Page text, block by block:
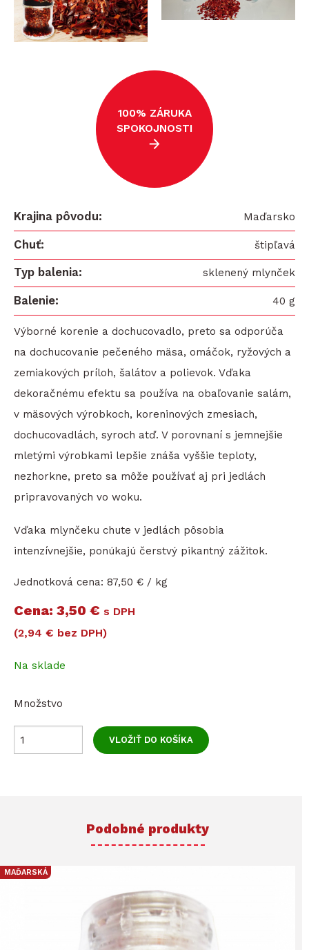
100% ZÁRUKA
SPOKOJNOSTI
Krajina pôvodu Maďarsko
Chuť štipľavá
Typ balenia sklenený mlynček
Balenie 40 g
Výborné korenie a dochucovadlo, preto sa odporúča
na dochucovanie pečeného mäsa, omáčok, ryžových a
zemiakových príloh, šalátov a polievok. Vďaka
dekoračnému efektu sa používa na obaľovanie salám,
v mäsových výrobkoch, koreninových zmesiach,
dochucovadlách, syroch atď. V porovnaní s jemnejšie
mletými výrobkami lepšie znáša vyššie teploty,
nezhorkne, preto sa môže používať aj pri jedlách
pripravovaných vo woku.
Vďaka mlynčeku chute v jedlách pôsobia
intenzívnejšie, ponúkajú čerstvý pikantný zážitok.
Jednotková cena: 87,50 € / kg
Cena 3,50 € s DPH
(2,94 € bez DPH)
Na sklade
Množstvo
Podobné produkty
MAĎARSKÁ